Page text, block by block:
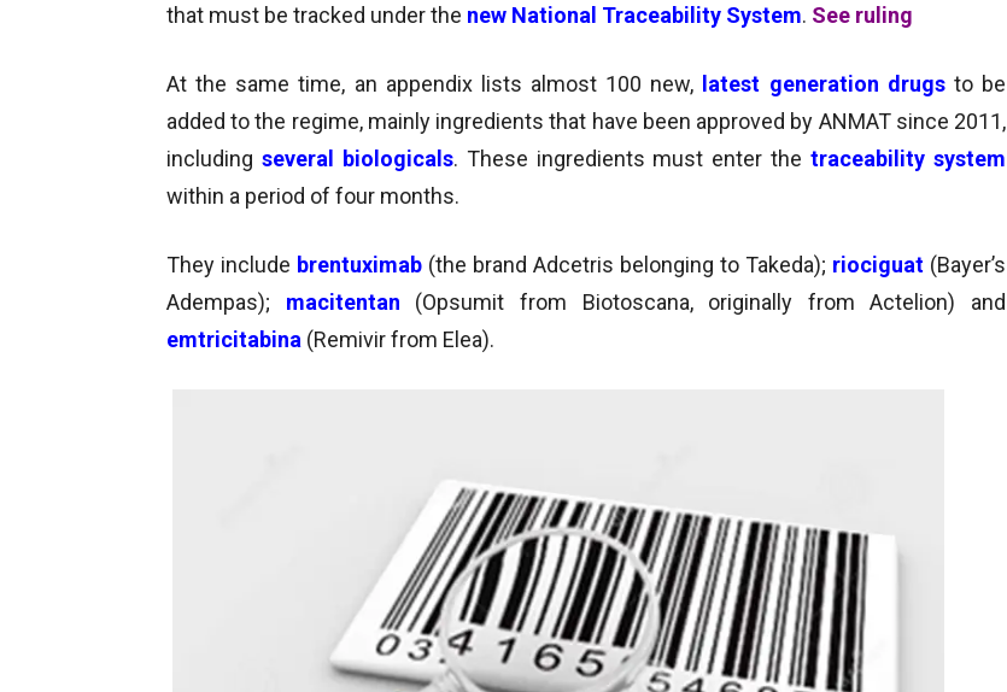
that must be tracked under the new National Traceability System. See ruling
At the same time, an appendix lists almost 100 new, latest generation drugs to be
added to the regime, mainly ingredients that have been approved by ANMAT since 2011,
including several biologicals. These ingredients must enter the traceability system
within a period of four months.
They include brentuximab (the brand Adcetris belonging to Takeda); riociguat (Bayer’s
Adempas); macitentan
(Opsumit from Biotoscana, originally from Actelion) and
emtricitabina (Remivir from Elea).